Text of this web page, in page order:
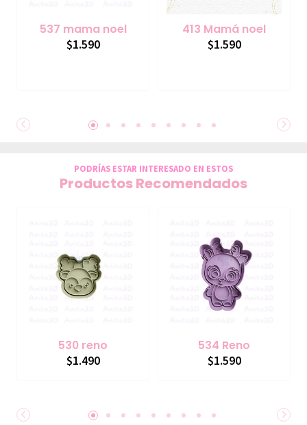
537 mama noel
$1.590
413 Mamá noel
$1.590
PODRÍAS ESTAR INTERESADO EN ESTOS
Productos Recomendados
530 reno
$1.490
534 Reno
$1.590